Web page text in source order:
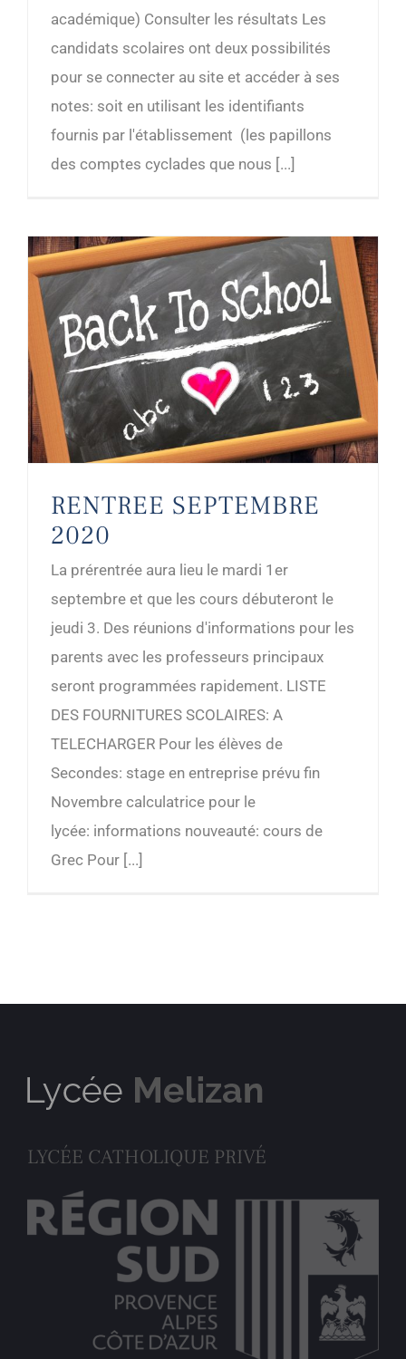
académique) Consulter les résultats Les
candidats scolaires ont deux possibilités
pour se connecter au site et accéder à ses
notes: soit en utilisant les identifiants
fournis par l'établissement (les papillons
des comptes cyclades que nous [...]
RENTREE SEPTEMBRE
2020
La prérentrée aura lieu le mardi 1er
septembre et que les cours débuteront le
jeudi 3. Des réunions d'informations pour les
parents avec les professeurs principaux
seront programmées rapidement. LISTE
DES FOURNITURES SCOLAIRES: A
TELECHARGER Pour les élèves de
Secondes: stage en entreprise prévu fin
Novembre calculatrice pour le
lycée: informations nouveauté: cours de
Grec Pour [...]
LYCÉE CATHOLIQUE PRIVÉ